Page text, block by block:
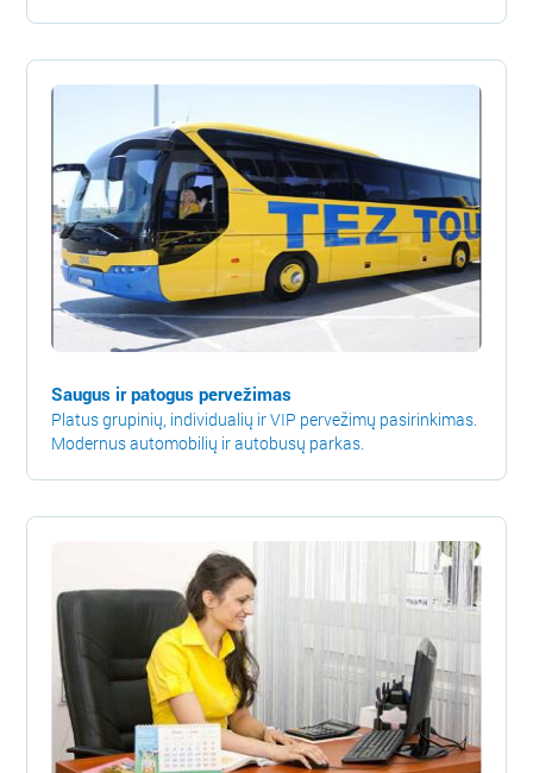
Saugus ir patogus pervežimas
Platus grupinių, individualių ir VIP pervežimų pasirinkimas.
Modernus automobilių ir autobusų parkas.